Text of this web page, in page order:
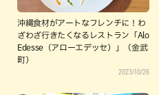
沖縄食材がアートなフレンチに！わ
ざわざ行きたくなるレストラン「Alo
Edesse（アローエデッセ）」（金武
町）
2023/10/26